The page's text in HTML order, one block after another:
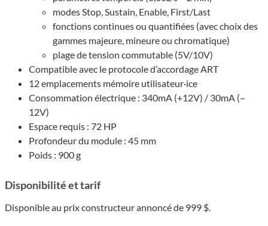
modes Stop, Sustain, Enable, First/Last
fonctions continues ou quantifiées (avec choix des
gammes majeure, mineure ou chromatique)
plage de tension commutable (5V/10V)
Compatible avec le protocole d’accordage ART
12 emplacements mémoire utilisateur·ice
Consommation électrique : 340mA (+12V) / 30mA (–
12V)
Espace requis : 72 HP
Profondeur du module : 45 mm
Poids : 900 g
Disponibilité et tarif
Disponible au prix constructeur annoncé de 999 $.